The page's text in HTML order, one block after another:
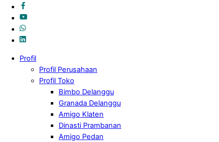
Profil
Profil Perusahaan
Profil Toko
Bimbo Delanggu
Granada Delanggu
Amigo Klaten
Dinasti Prambanan
Amigo Pedan